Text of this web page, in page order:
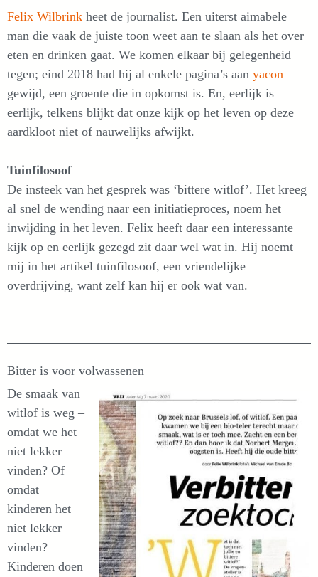
Felix Wilbrink heet de journalist. Een uiterst aimabele
man die vaak de juiste toon weet aan te slaan als het over
eten en drinken gaat. We komen elkaar bij gelegenheid
tegen; eind 2018 had hij al enkele pagina’s aan yacon
gewijd, een groente die in opkomst is. En, eerlijk is
eerlijk, telkens blijkt dat onze kijk op het leven op deze
aardkloot niet of nauwelijks afwijkt.
Tuinfilosoof
De insteek van het gesprek was ‘bittere witlof’. Het kreeg
al snel de wending naar een initiatieproces, noem het
inwijding in het leven. Felix heeft daar een interessante
kijk op en eerlijk gezegd zit daar wel wat in. Hij noemt
mij in het artikel tuinfilosoof, een vriendelijke
overdrijving, want zelf kan hij er ook wat van.
Bitter is voor volwassenen
De smaak van
witlof is weg –
omdat we het
niet lekker
vinden? Of
omdat
kinderen het
niet lekker
vinden?
Kinderen doen